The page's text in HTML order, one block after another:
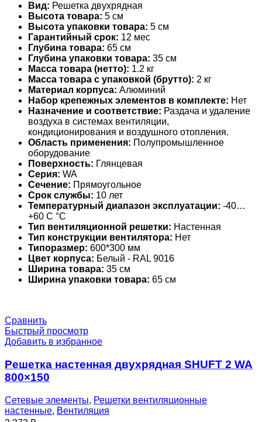
Вид: Решетка двухрядная
Высота товара: 5 см
Высота упаковки товара: 5 см
Гарантийный срок: 12 мес
Глубина товара: 65 см
Глубина упаковки товара: 35 см
Масса товара (нетто): 1.2 кг
Масса товара с упаковкой (брутто): 2 кг
Материал корпуса: Алюминий
Набор крепежных элементов в комплекте: Нет
Назначение и соответствие: Раздача и удаление
воздуха в системах вентиляции,
кондиционирования и воздушного отопления.
Область применения: Полупромышленное
оборудование
Поверхность: Глянцевая
Серия: WA
Сечение: Прямоугольное
Срок службы: 10 лет
Температурный диапазон эксплуатации: -40…
+60 С °С
Тип вентиляционной решетки: Настенная
Тип конструкции вентилятора: Нет
Типоразмер: 600*300 мм
Цвет корпуса: Белый - RAL 9016
Ширина товара: 35 см
Ширина упаковки товара: 65 см
Сравнить
Быстрый просмотр
Добавить в избранное
Решетка настенная двухрядная SHUFT 2 WA
800×150
Сетевые элементы, Решетки вентиляционные
настенные, Вентиляция